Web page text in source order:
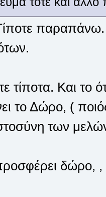
τίποτα. Και
το Δώρο, (
των
δώρο, ,